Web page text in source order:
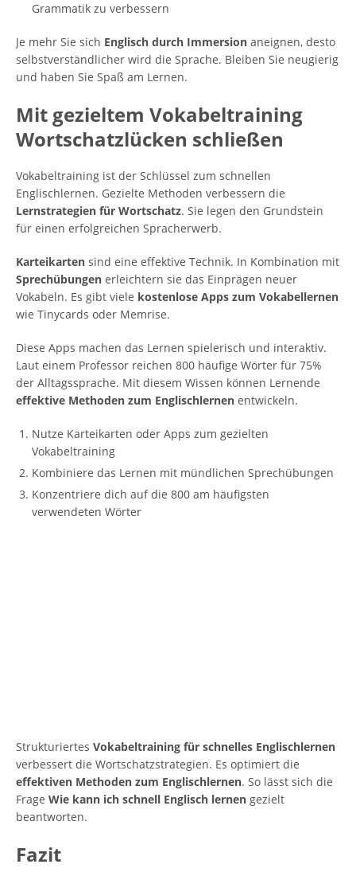
Grammatik zu verbessern
Je mehr Sie sich Englisch durch Immersion aneignen, desto
selbstverständlicher wird die Sprache. Bleiben Sie neugierig
und haben Sie Spaß am Lernen.
Mit gezieltem Vokabeltraining
Wortschatzlücken schließen
Vokabeltraining ist der Schlüssel zum schnellen
Englischlernen. Gezielte Methoden verbessern die
Lernstrategien für Wortschatz. Sie legen den Grundstein
für einen erfolgreichen Spracherwerb.
Karteikarten sind eine effektive Technik. In Kombination mit
Sprechübungen erleichtern sie das Einprägen neuer
Vokabeln. Es gibt viele kostenlose Apps zum Vokabellernen
wie Tinycards oder Memrise.
Diese Apps machen das Lernen spielerisch und interaktiv.
Laut einem Professor reichen 800 häufige Wörter für 75%
der Alltagssprache. Mit diesem Wissen können Lernende
effektive Methoden zum Englischlernen entwickeln.
Nutze Karteikarten oder Apps zum gezielten
Vokabeltraining
Kombiniere das Lernen mit mündlichen Sprechübungen
Konzentriere dich auf die 800 am häufigsten
verwendeten Wörter
Strukturiertes Vokabeltraining für schnelles Englischlernen
verbessert die Wortschatzstrategien. Es optimiert die
effektiven Methoden zum Englischlernen. So lässt sich die
Frage Wie kann ich schnell Englisch lernen gezielt
beantworten.
Fazit